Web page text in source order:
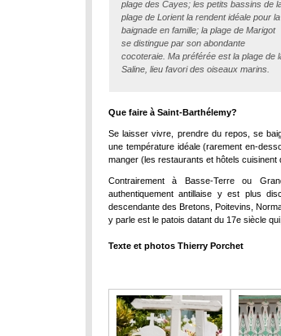
plage des Cayes; les petits bassins de
plage de Lorient la rendent idéale pour la
baignade en famille; la plage de Marigot
se distingue par son abondante
cocoteraie. Ma préférée est la plage de
Saline, lieu favori des oiseaux marins.
Que faire à Saint-Barthélemy?
Se laisser vivre, prendre du repos, se
une température idéale (rarement en-
manger (les restaurants et hôtels cuisinent
Contrairement à Basse-Terre ou
authentiquement antillaise y est plus
descendante des Bretons, Poitevins,
y parle est le patois datant du 17e siècle
Texte et photos Thierry Porchet